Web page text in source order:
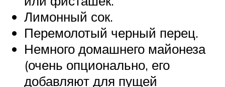
Лимонный сок.
Перемолотый черный перец.
Немного домашнего майонеза
(очень опционально, его
добавляют для пущей